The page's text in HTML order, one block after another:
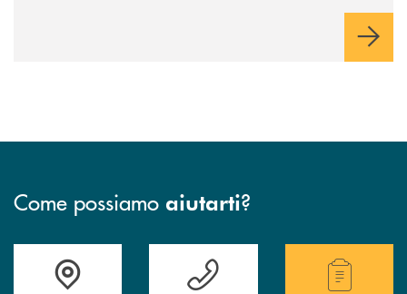
Come possiamo aiutarti?
Accedi all' elenco completo delle filiali.Hai bisogno di assistenza immediata?
Hai bisogno di